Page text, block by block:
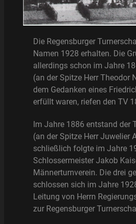
Die Regensburger
Namen 1928 erhalten. Die
allerdings schon im Jahre
(an der Spitze Herr Theodor
dem Gedanken eines
erfüllt waren, riefen den TV
Im Jahre 1886 entstand der
(an der Spitze Herr Juwelier
schließlich folgte im Jahre
Schlossermeister Jakob
Männerturnverein. Die drei
schlossen sich im Jahre
Leitung von Herrn
zur Regensburger